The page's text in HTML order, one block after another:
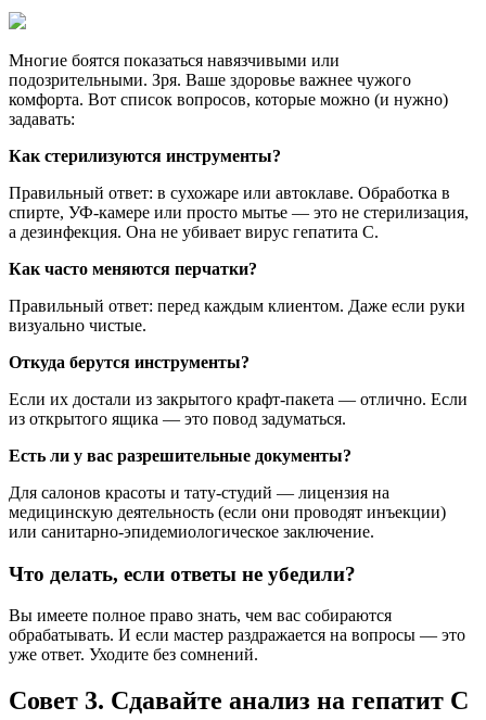
Многие боятся показаться навязчивыми или
подозрительными. Зря. Ваше здоровье важнее чужого
комфорта. Вот список вопросов, которые можно (и нужно)
задавать:
Как стерилизуются инструменты?
Правильный ответ: в сухожаре или автоклаве. Обработка в
спирте, УФ-камере или просто мытье — это не стерилизация,
а дезинфекция. Она не убивает вирус гепатита С.
Как часто меняются перчатки?
Правильный ответ: перед каждым клиентом. Даже если руки
визуально чистые.
Откуда берутся инструменты?
Если их достали из закрытого крафт-пакета — отлично. Если
из открытого ящика — это повод задуматься.
Есть ли у вас разрешительные документы?
Для салонов красоты и тату-студий — лицензия на
медицинскую деятельность (если они проводят инъекции)
или санитарно-эпидемиологическое заключение.
Что делать, если ответы не убедили?
Вы имеете полное право знать, чем вас собираются
обрабатывать. И если мастер раздражается на вопросы — это
уже ответ. Уходите без сомнений.
Совет 3. Сдавайте анализ на гепатит С